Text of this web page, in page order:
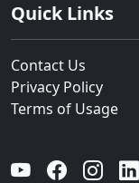
Quick Links
Contact Us
Privacy Policy
Terms of Usage
YouTube Facebook Instagram